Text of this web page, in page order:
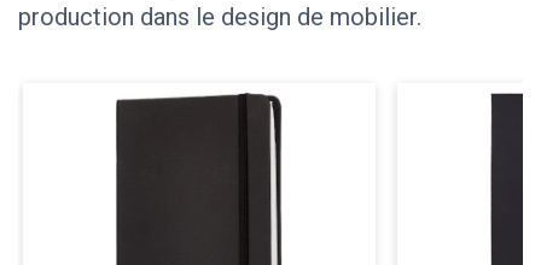
production dans le design de mobilier.